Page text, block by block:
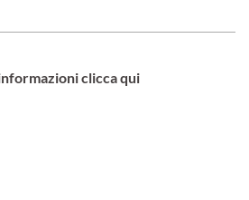
clicca qui